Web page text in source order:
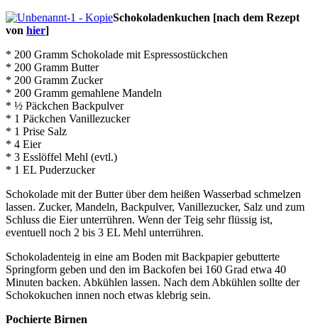
Schokoladenkuchen [nach dem Rezept
von hier]
* 200 Gramm Schokolade mit Espressostückchen
* 200 Gramm Butter
* 200 Gramm Zucker
* 200 Gramm gemahlene Mandeln
* ½ Päckchen Backpulver
* 1 Päckchen Vanillezucker
* 1 Prise Salz
* 4 Eier
* 3 Esslöffel Mehl (evtl.)
* 1 EL Puderzucker
Schokolade mit der Butter über dem heißen Wasserbad schmelzen
lassen. Zucker, Mandeln, Backpulver, Vanillezucker, Salz und zum
Schluss die Eier unterrühren. Wenn der Teig sehr flüssig ist,
eventuell noch 2 bis 3 EL Mehl unterrühren.
Schokoladenteig in eine am Boden mit Backpapier gebutterte
Springform geben und den im Backofen bei 160 Grad etwa 40
Minuten backen. Abkühlen lassen. Nach dem Abkühlen sollte der
Schokokuchen innen noch etwas klebrig sein.
Pochierte Birnen